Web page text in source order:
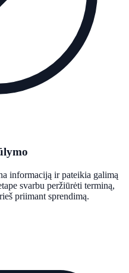
informaciją ir pateikia galimą
svarbu peržiūrėti terminą,
priimant sprendimą.